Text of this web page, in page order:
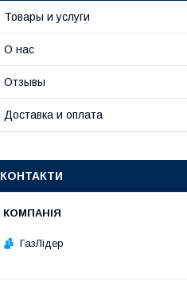
Товары и услуги
О нас
Отзывы
Доставка и оплата
КОНТАКТИ
ГазЛiдер